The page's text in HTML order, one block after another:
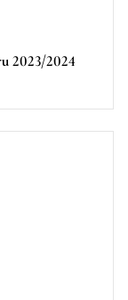
2023/2024